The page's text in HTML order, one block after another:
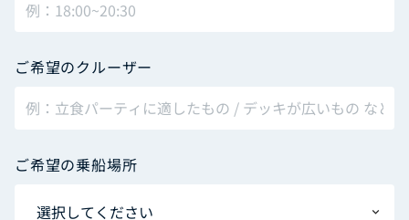
ご希望のクルーザー
ご希望の乗船場所